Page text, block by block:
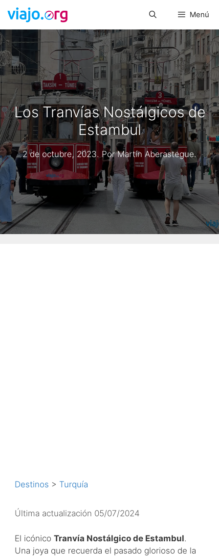
Saltar
contenido
Menú
Los Tranvías Nostálgicos de
Estambul
2 de octubre, 2023. PorMartín Aberastegue.
Destinos > Turquía
Última actualización 05/07/2024
El icónico Tranvía Nostálgico de Estambul.
Una joya que recuerda el pasado glorioso de la